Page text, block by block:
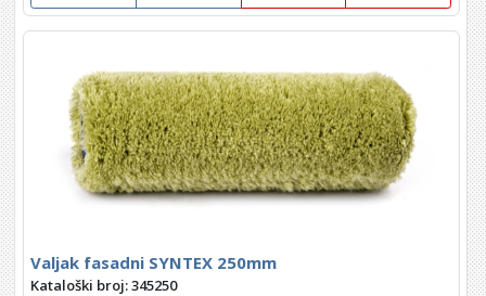
Valjak fasadni SYNTEX 250mm
Kataloški broj: 345250